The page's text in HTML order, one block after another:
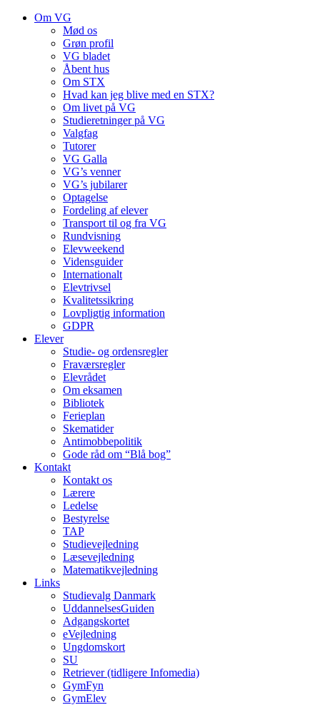
Om VG
Mød os
Grøn profil
VG bladet
Åbent hus
Om STX
Hvad kan jeg blive med en STX?
Om livet på VG
Studieretninger på VG
Valgfag
Tutorer
VG Galla
VG’s venner
VG’s jubilarer
Optagelse
Fordeling af elever
Transport til og fra VG
Rundvisning
Elevweekend
Vidensguider
Internationalt
Elevtrivsel
Kvalitetssikring
Lovpligtig information
GDPR
Elever
Studie- og ordens­regler
Fraværsregler
Elevrådet
Om eksamen
Bibliotek
Ferieplan
Skematider
Antimobbepolitik
Gode råd om “Blå bog”
Kontakt
Kontakt os
Lærere
Ledelse
Bestyrelse
TAP
Studievejledning
Læsevejledning
Matematikvejledning
Links
Studievalg Danmark
UddannelsesGuiden
Adgangskortet
eVejledning
Ungdomskort
SU
Retriever (tidligere Infomedia)
GymFyn
GymElev